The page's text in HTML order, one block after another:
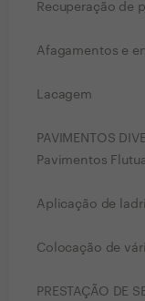
Recuperação de
Afagamentos e
Lacagem
PAVIMENTOS
Pavimentos
Aplicação de
Colocação de
PRESTAÇÃO DE